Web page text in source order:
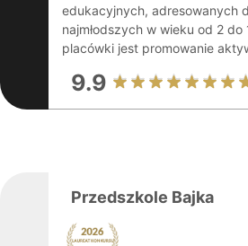
edukacyjnych, adresowanych
najmłodszych w wieku od 2 do
placówki jest promowanie
9.9
Przedszkole Bajka